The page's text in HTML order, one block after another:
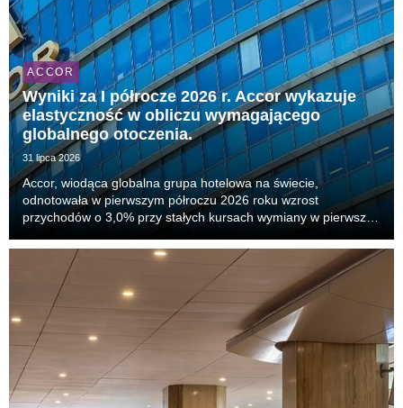
ACCOR
Wyniki za I półrocze 2026 r. Accor wykazuje
elastyczność w obliczu wymagającego
globalnego otoczenia.
31 lipca 2026
Accor, wiodąca globalna grupa hotelowa na świecie,
odnotowała w pierwszym półroczu 2026 roku wzrost
przychodów o 3,0% przy stałych kursach wymiany w pierwszej
wskaźnika EBITDA o 6,5%. Kluczowy wskaźnik RevPAR
(przychód na...